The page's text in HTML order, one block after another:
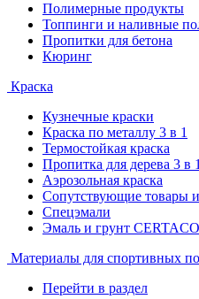
Полимерные продукты
Топпинги и наливные
Пропитки для бетона
Кюринг
Краска
Кузнечные краски
Краска по металлу 3 в 1
Термостойкая краска
Пропитка для дерева 3 в 1
Аэрозольная краска
Сопутствующие товары
Спецэмали
Эмаль и грунт
Материалы для спортивных
Перейти в раздел